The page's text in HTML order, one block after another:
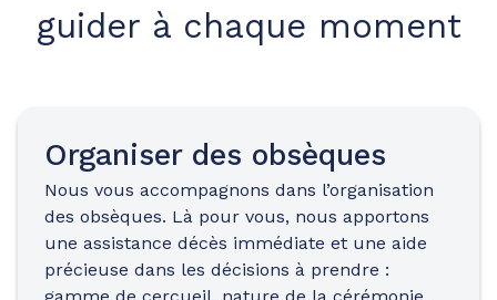
guider à chaque moment
Organiser des obsèques
Nous vous accompagnons dans l’organisation
des obsèques. Là pour vous, nous apportons
une assistance décès immédiate et une aide
précieuse dans les décisions à prendre :
gamme de cercueil, nature de la cérémonie,